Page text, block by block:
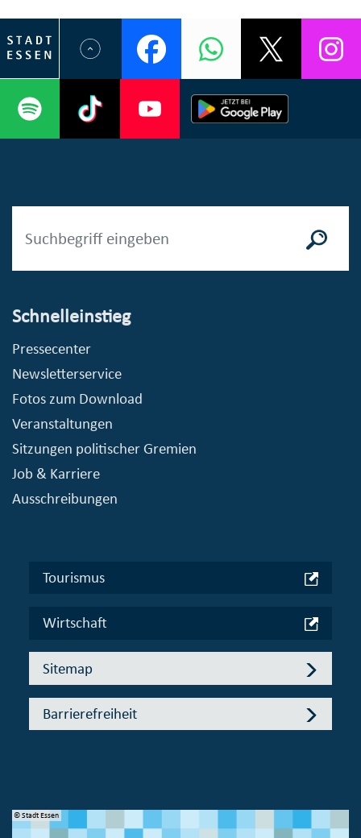
Schnelleinstieg
Pressecenter
Newsletterservice
Fotos zum Download
Veranstaltungen
Sitzungen politischer Gremien
Job & Karriere
Ausschreibungen
Tourismus
Wirtschaft
Sitemap
Barrierefreiheit
© Stadt Essen